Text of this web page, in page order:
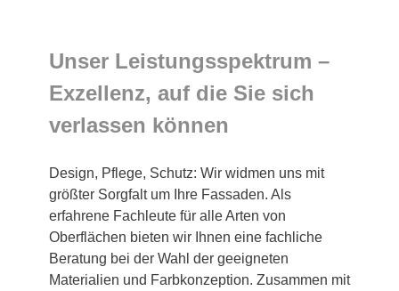
Unser Leistungsspektrum –
Exzellenz, auf die Sie sich
verlassen können
Design, Pflege, Schutz: Wir widmen uns mit
größter Sorgfalt um Ihre Fassaden. Als
erfahrene Fachleute für alle Arten von
Oberflächen bieten wir Ihnen eine fachliche
Beratung bei der Wahl der geeigneten
Materialien und Farbkonzeption. Zusammen mit